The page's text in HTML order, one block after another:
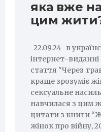
яка вже
цим
22.09.24 в
інтернет-
стаття "Через
краще зрозуміє
сексуальне
навчилася з цим
цитати з книги
жінок про війну,